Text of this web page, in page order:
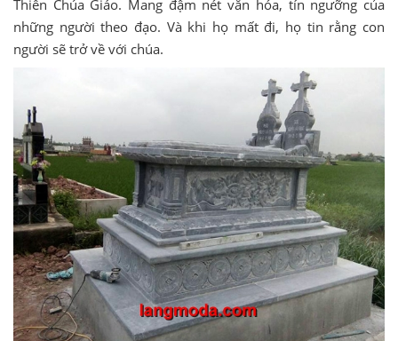
Thiên Chúa Giáo. Mang đậm nét văn hóa, tín ngưỡng của
những người theo đạo. Và khi họ mất đi, họ tin rằng con
người sẽ trở về với chúa.